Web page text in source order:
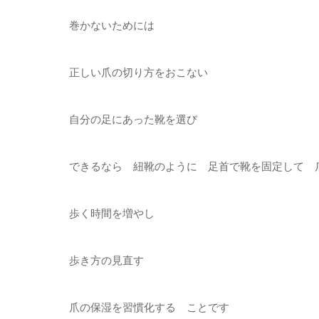
巻かないためには
正しい爪の切り方をおこない
自分の足にあった靴を選び
できるなら 紐靴のように 足首で靴を固定して
歩く時間を増やし
歩き方の見直す
爪の保湿を習慣化する ことです